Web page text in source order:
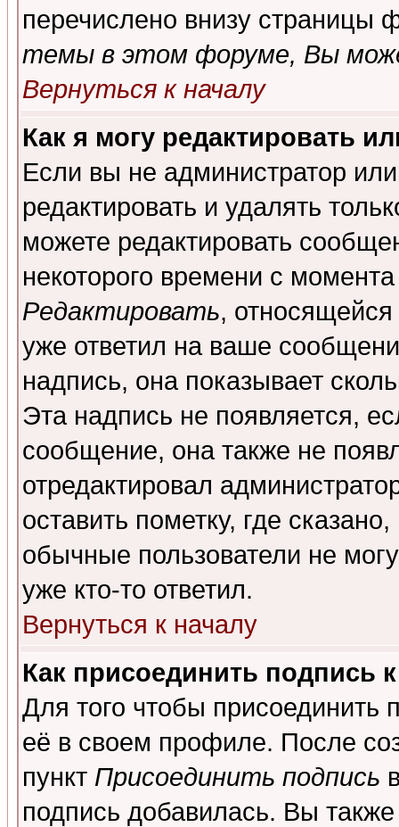
перечислено внизу страницы
темы в этом форуме, Вы
Вернуться к началу
Как я могу редактировать
Если вы не администратор
редактировать и удалять
можете редактировать
некоторого времени с
Редактировать,
уже ответил на ваше
надпись, она показывает
Эта надпись не появляется,
сообщение, она также не
отредактировал
оставить пометку, где
обычные пользователи не
уже кто-то ответил.
Вернуться к началу
Как присоединить подпись
Для того чтобы присоединить
её в своем профиле. После
пункт Присоединить подпись
подпись добавилась. Вы